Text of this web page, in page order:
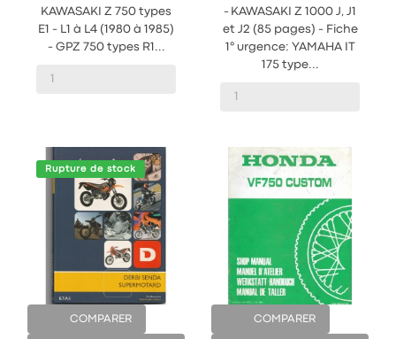
KAWASAKI Z 750 types
E1 - L1 à L4 (1980 à 1985)
- GPZ 750 types R1...
- KAWASAKI Z 1000 J, J1
et J2 (85 pages) - Fiche
1° urgence: YAMAHA IT
175 type...
Rupture de stock
COMPARER COMPARER